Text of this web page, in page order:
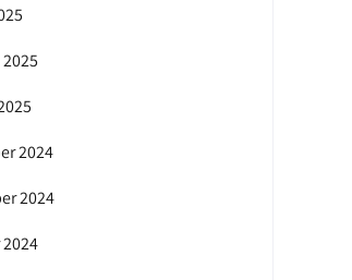
2024
2024